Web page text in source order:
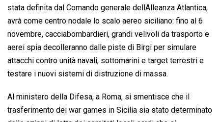
stata definita dal Comando generale dellAlleanza Atlantica,
avrà come centro nodale lo scalo aereo siciliano: fino al 6
novembre, cacciabombardieri, grandi velivoli da trasporto e
aerei spia decolleranno dalle piste di Birgi per simulare
attacchi contro unità navali, sottomarini e target terrestri e
testare i nuovi sistemi di distruzione di massa.
Al ministero della Difesa, a Roma, si smentisce che il
trasferimento dei war games in Sicilia sia stato determinato